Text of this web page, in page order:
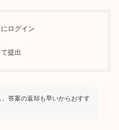
にログイン
提出
答案の返却も早いからおすす